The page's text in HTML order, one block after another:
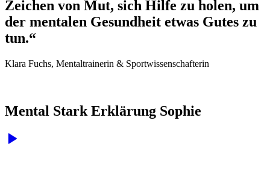
Zeichen von Mut, sich Hilfe zu holen, um
der mentalen Gesundheit etwas Gutes zu
tun.“
Klara Fuchs, Mentaltrainerin & Sportwissenschafterin
Mental Stark Erklärung Sophie